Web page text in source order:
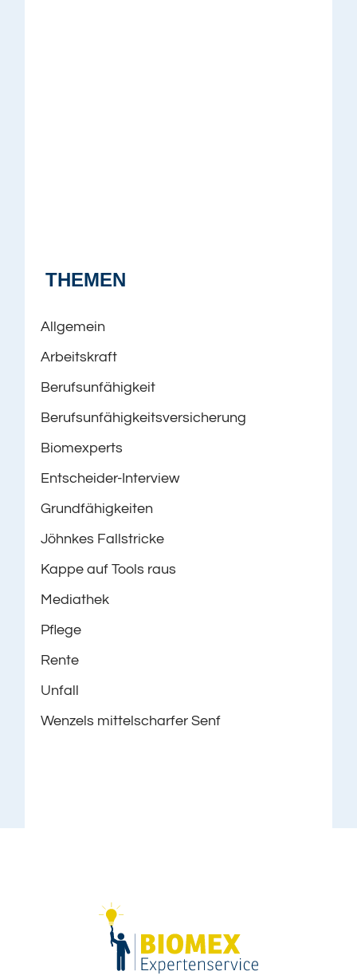
THEMEN
Allgemein
Arbeitskraft
Berufsunfähigkeit
Berufsunfähigkeitsversicherung
Biomexperts
Entscheider-Interview
Grundfähigkeiten
Jöhnkes Fallstricke
Kappe auf Tools raus
Mediathek
Pflege
Rente
Unfall
Wenzels mittelscharfer Senf